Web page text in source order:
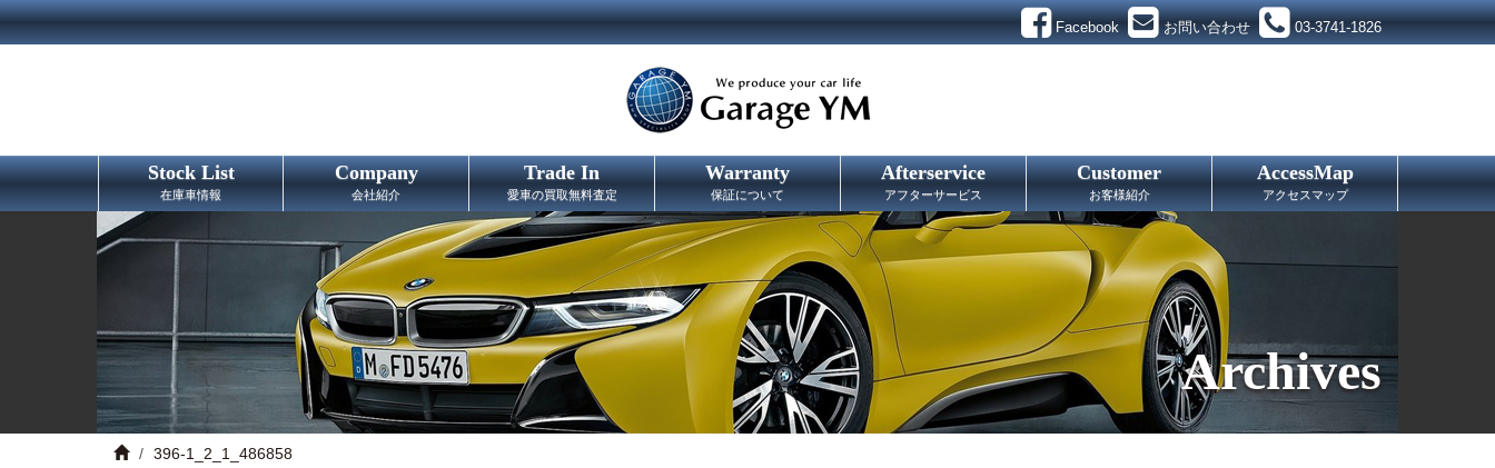
Facebook お問い合わせ 03-3741-1826
Stock List
在庫車情報
Company
会社紹介
Trade In
愛車の買取無料査定
Warranty
保証について
Afterservice
アフターサービス
Customer
お客様紹介
AccessMap
アクセスマップ
Archives
396-1_2_1_486858